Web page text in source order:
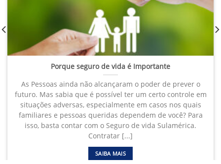
Porque seguro de vida é Importante
As Pessoas ainda não alcançaram o poder de prever o
futuro. Mas sabia que é possível ter um certo controle em
situações adversas, especialmente em casos nos quais
familiares e pessoas queridas dependem de você? Para
isso, basta contar com o Seguro de vida Sulamérica.
Contratar [...]
SAIBA MAIS